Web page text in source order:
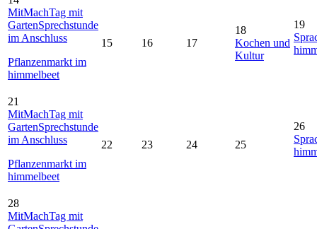
MitMachTag mit
GartenSprechstunde
im Anschluss
Pflanzenmarkt im
himmelbeet
15 16 17
18
Kochen und
Kultur
19
21
MitMachTag mit
GartenSprechstunde
im Anschluss
Pflanzenmarkt im
himmelbeet
22 23 24 25
26
28
MitMachTag mit